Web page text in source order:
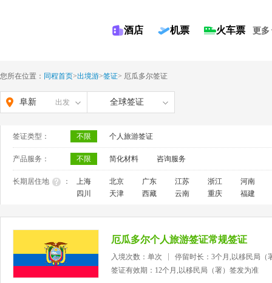
酒店 机票 火车票 更多
您所在位置： 同程首页>出境游>签证> 厄瓜多尔签证
阜新 出发 全球签证
签证类型： 不限 个人旅游签证
产品服务： 不限 简化材料 咨询服务
长期居住地 ： 上海 北京 广东 江苏 浙江
河南
四川
天津 西藏 云南 重庆 福建
厄瓜多尔个人旅游签证常规签证
入境次数：单次
停留时长：3个月,以移民局（
签证有效期：12个月,以移民局（署）签发为准